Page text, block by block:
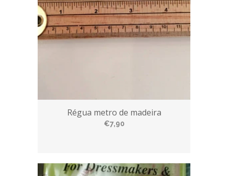
Régua metro de madeira
€7,90